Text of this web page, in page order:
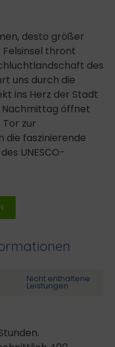
desto größer
Felsinsel thront
des
uns durch die
ins Herz der Stadt
Nachmittag öffnet
zur
die faszinierende
UNESCO-
Nicht enthaltene
Leistungen